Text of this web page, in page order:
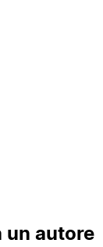
un autore